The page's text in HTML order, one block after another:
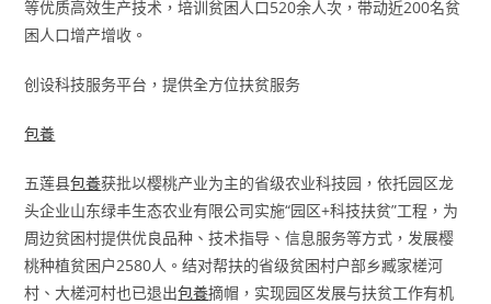
等优质高效生产技术，培训贫困人口520余人次，带动近200名贫
困人口增产增收。
创设科技服务平台，提供全方位扶贫服务
包養
五莲县包養获批以樱桃产业为主的省级农业科技园，依托园区龙
头企业山东绿丰生态农业有限公司实施“园区+科技扶贫”工程，为
周边贫困村提供优良品种、技术指导、信息服务等方式，发展樱
桃种植贫困户2580人。结对帮扶的省级贫困村户部乡臧家槎河
村、大槎河村也已退出包養摘帽，实现园区发展与扶贫工作有机